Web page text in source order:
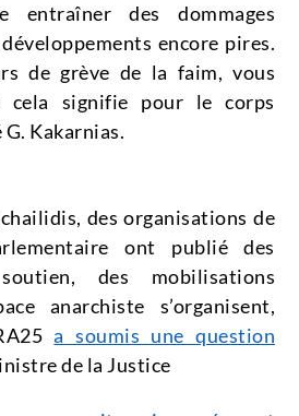
entraîner des dommages
encore pires.
de grève de la faim, vous
cela signifie pour le corps
G. Kakarnias.
des organisations de
ont publié des
des mobilisations
anarchiste s’organisent,
a soumis une question
de la Justice